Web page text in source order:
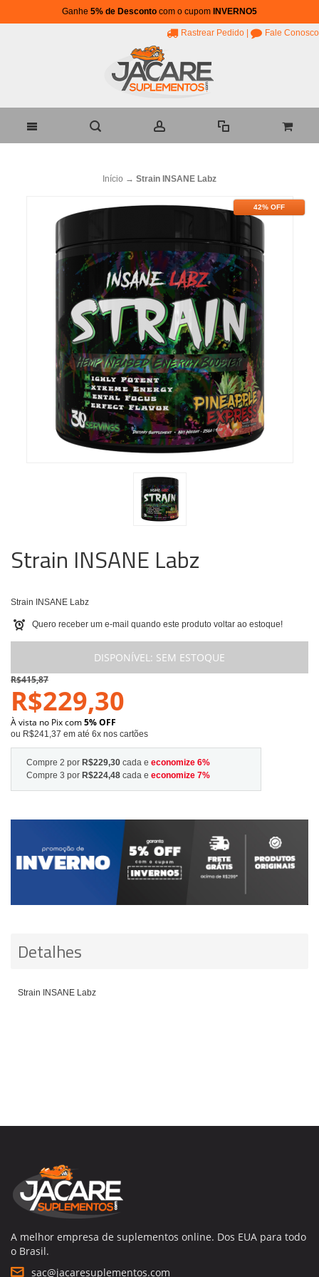
Ganhe 5% de Desconto com o cupom INVERNO5
Rastrear Pedido Fale Conosco
Início → Strain INSANE Labz
42% OFF
Strain INSANE Labz
Strain INSANE Labz
Quero receber um e-mail quando este produto voltar ao estoque!
DISPONÍVEL: SEM ESTOQUE
R$415,87
R$229,30
À vista no Pix com5% OFF
ou R$241,37 em até 6x nos cartões
Compre 2 por R$229,30 cada e economize 6%
Compre 3 por R$224,48 cada e economize 7%
Detalhes
Strain INSANE Labz
A melhor empresa de suplementos online. Dos EUA para todo
o Brasil.
sac@jacaresuplementos.com